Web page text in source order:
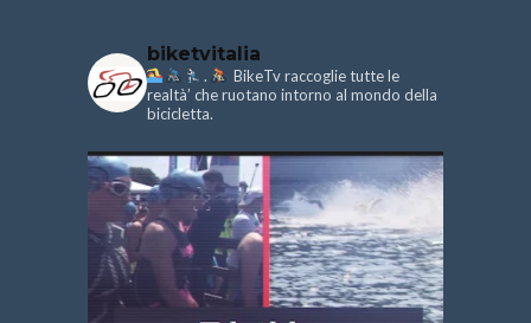
biketvitalia
.
BikeTv raccoglie tutte le
realtà’ che ruotano intorno al mondo della
bicicletta.